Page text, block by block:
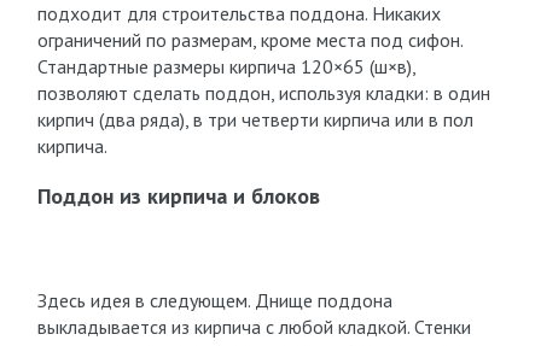
подходит для строительства поддона. Никаких
ограничений по размерам, кроме места под сифон.
Стандартные размеры кирпича 120×65 (ш×в),
позволяют сделать поддон, используя кладки: в один
кирпич (два ряда), в три четверти кирпича или в пол
кирпича.
Поддон из кирпича и блоков
Здесь идея в следующем. Днище поддона
выкладывается из кирпича с любой кладкой. Стенки